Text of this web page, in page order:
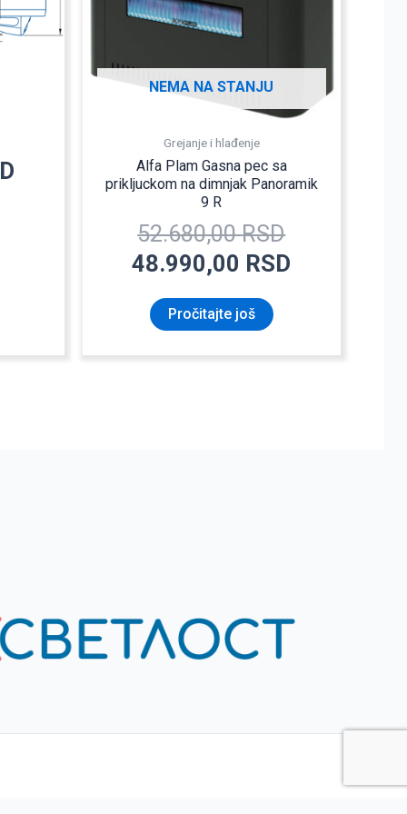
NEMA NA STANJU
Grejanje i hlađenje
Alfa Plam Gasna pec sa
prikljuckom na dimnjak Panoramik
9 R
52.680,00RSD
48.990,00 RSD
Pročitajte još